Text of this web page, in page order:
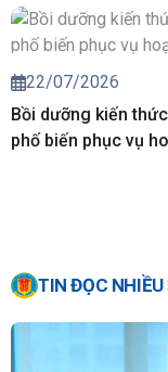
22/07/2026
Bồi dưỡng kiến
phố biến phục vụ
TIN ĐỌC NHIỀU